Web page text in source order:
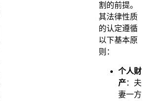
割的前提。
其法律性质
的认定遵循
以下基本原
则：
个人财
产：夫
妻一方